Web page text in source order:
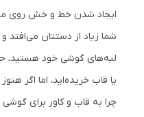
ایجاد شدن خط و خش روی
شما زیاد از دستتان می‌افتد
لبه‌های گوشی خود هستید،
یا قاب خریده‌اید، اما اگر
چرا به قاب و کاور برای